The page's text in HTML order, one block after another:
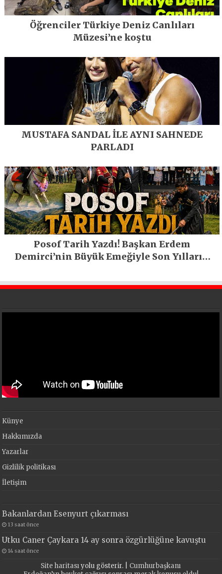
Öğrenciler Türkiye Deniz Canlıları
Müzesi’ne koştu
MUSTAFA SANDAL İLE AYNI SAHNEDE
PARLADI
Posof Tarih Yazdı! Başkan Erdem
Demirci’nin Büyük Emeğiyle Son Yılların
Künye
Hakkımızda
Yazarlar
Gizlilik politikası
İletişim
Bakanlardan Esenyurt çıkarması
13 saat önce
Utku Caner Çaykara 14 ay sonra özgürlüğüne kavuştu
14 saat önce
Site haritasıyolu gösterir. | Cumhurbaşkanı